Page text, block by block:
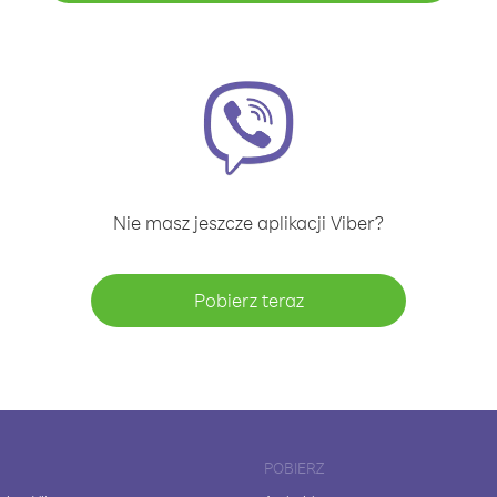
Nie masz jeszcze aplikacji Viber?
Pobierz teraz
POBIERZ